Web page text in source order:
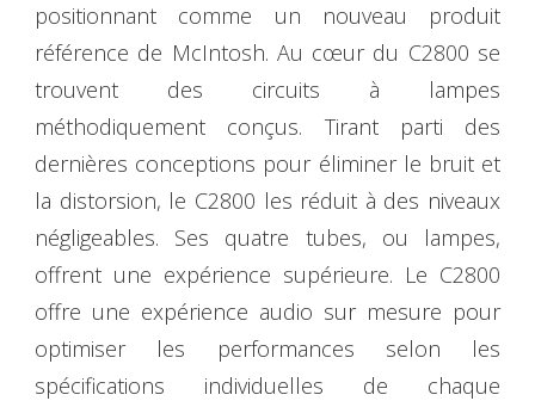
positionnant comme un nouveau produit
référence de McIntosh. Au cœur du C2800 se
trouvent des circuits à lampes
méthodiquement conçus. Tirant parti des
dernières conceptions pour éliminer le bruit et
la distorsion, le C2800 les réduit à des niveaux
négligeables. Ses quatre tubes, ou lampes,
offrent une expérience supérieure. Le C2800
offre une expérience audio sur mesure pour
optimiser les performances selon les
spécifications individuelles de chaque